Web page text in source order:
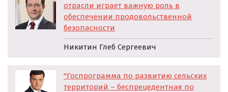
отрасли играет важную роль в
обеспечении продовольственной
безопасности
Никитин Глеб Сергеевич
"Госпрограмма по развитию сельских
территорий – беспрецедентная по